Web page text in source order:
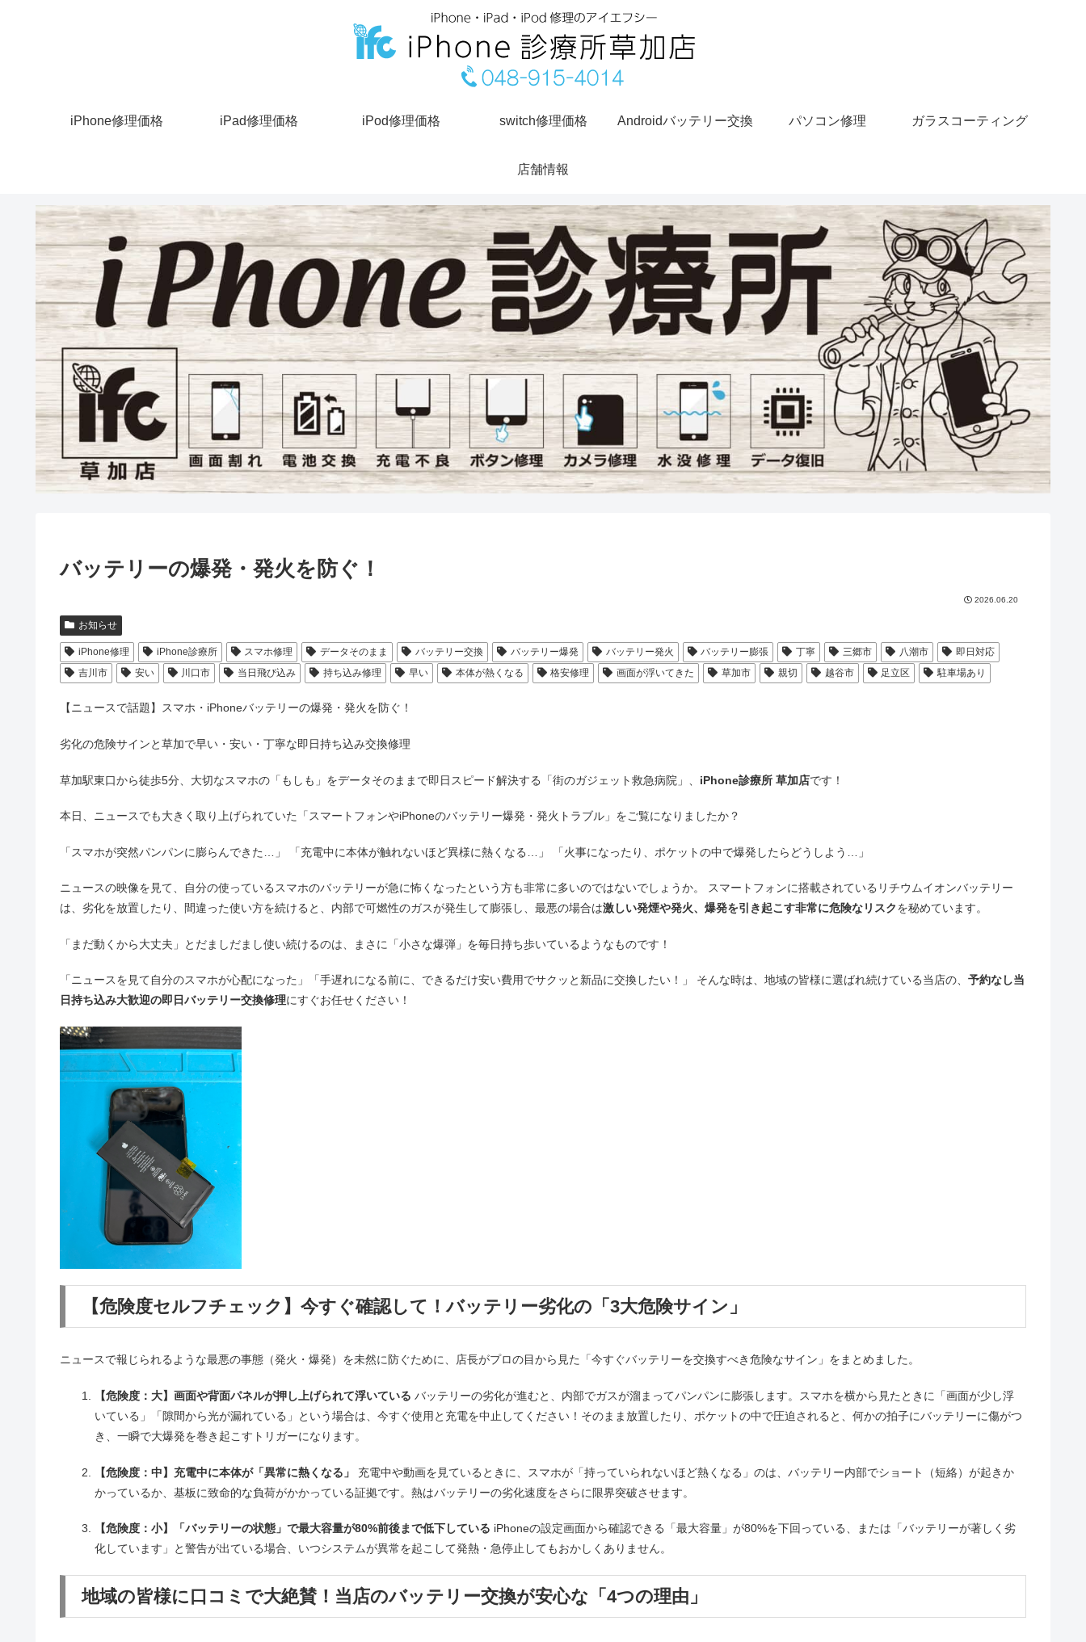
iPhone修理価格 iPad修理価格 iPod修理価格 switch修理価格 Androidバッテリー交換 パソコン修理 ガラスコーティング
店舗情報
バッテリーの爆発・発火を防ぐ！
2026.06.20
お知らせ
iPhone修理 iPhone診療所 スマホ修理 データそのまま バッテリー交換 バッテリー爆発 バッテリー発火 バッテリー膨張 丁寧 三郷市 八潮市
即日対応
吉川市
安い 川口市 当日飛び込み 持ち込み修理 早い 本体が熱くなる 格安修理 画面が浮いてきた 草加市 親切 越谷市 足立区 駐車場あり
【ニュースで話題】スマホ・iPhoneバッテリーの爆発・発火を防ぐ！
劣化の危険サインと草加で早い・安い・丁寧な即日持ち込み交換修理
草加駅東口から徒歩5分、大切なスマホの「もしも」をデータそのままで即日スピード解決する「街のガジェット救急病院」、 iPhone診療所 草加店です！
本日、ニュースでも大きく取り上げられていた「スマートフォンやiPhoneのバッテリー爆発・発火トラブル」をご覧になりましたか？
「スマホが突然パンパンに膨らんできた…」 「充電中に本体が触れないほど異様に熱くなる…」 「火事になったり、ポケットの中で爆発したらどうしよう…」
ニュースの映像を見て、自分の使っているスマホのバッテリーが急に怖くなったという方も非常に多いのではないでしょうか。 スマートフォンに搭載されているリチウムイオンバッテリー
は、劣化を放置したり、間違った使い方を続けると、内部で可燃性のガスが発生して膨張し、最悪の場合は激しい発煙や発火、爆発を引き起こす非常に危険なリスクを秘めています。
「まだ動くから大丈夫」とだましだまし使い続けるのは、まさに「小さな爆弾」を毎日持ち歩いているようなものです！
「ニュースを見て自分のスマホが心配になった」「手遅れになる前に、できるだけ安い費用でサクッと新品に交換したい！」 そんな時は、地域の皆様に選ばれ続けている当店の、 予約なし当
日持ち込み大歓迎の即日バッテリー交換修理にすぐお任せください！
【危険度セルフチェック】今すぐ確認して！バッテリー劣化の「3大危険サイン」
ニュースで報じられるような最悪の事態（発火・爆発）を未然に防ぐために、店長がプロの目から見た「今すぐバッテリーを交換すべき危険なサイン」をまとめました。
【危険度：大】画面や背面パネルが押し上げられて浮いている バッテリーの劣化が進むと、内部でガスが溜まってパンパンに膨張します。スマホを横から見たときに「画面が少し浮
いている」「隙間から光が漏れている」という場合は、今すぐ使用と充電を中止してください！そのまま放置したり、ポケットの中で圧迫されると、何かの拍子にバッテリーに傷がつ
き、一瞬で大爆発を巻き起こすトリガーになります。
【危険度：中】充電中に本体が「異常に熱くなる」
充電中や動画を見ているときに、スマホが「持っていられないほど熱くなる」のは、バッテリー内部でショート（短絡）が起きか
かっているか、基板に致命的な負荷がかかっている証拠です。熱はバッテリーの劣化速度をさらに限界突破させます。
【危険度：小】「バッテリーの状態」で最大容量が80%前後まで低下している iPhoneの設定画面から確認できる「最大容量」が80%を下回っている、または「バッテリーが著しく劣
化しています」と警告が出ている場合、いつシステムが異常を起こして発熱・急停止してもおかしくありません。
地域の皆様に口コミで大絶賛！当店のバッテリー交換が安心な「4つの理由」